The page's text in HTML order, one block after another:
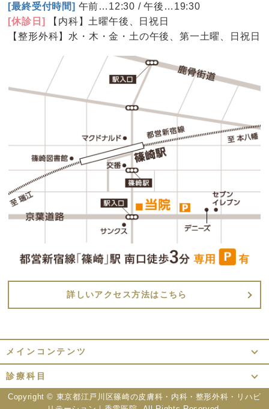
[最終受付時間] 午前…12:30 / 午後…19:30
[休診日]
【内科】土曜午後、日祝日
【整形外科】水・木・金・土の午後、第一土曜、日祝日
詳しいアクセス方法はこちら
メインコンテンツ
診療科目
Copyright © 東京都江戸川区篠崎の皮膚科・内科・整形外科・リハビ